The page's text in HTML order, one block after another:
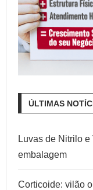
ÚLTIMAS
Luvas de Nitrilo
embalagem
Corticoide: vilão